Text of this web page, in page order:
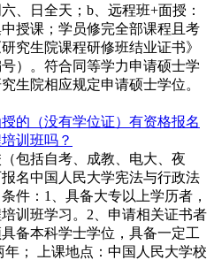
、日全天；b、远程班+面授：
授课；学员修完全部课程且考
究生院课程研修班结业证书》
号）。符合同等学力申请硕士学
生院相应规定申请硕士学位。
的（没有学位证）有资格报名
训班吗？
包括自考、成教、电大、夜
名中国人民大学宪法与行政法
件：1、具备大专以上学历者，
训班学习。2、申请相关证书者
备本科学士学位，具备一定工
； 上课地点：中国人民大学校